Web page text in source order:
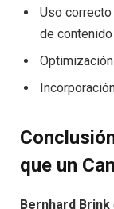
Uso correcto
de contenido
que un
Bernhard Brink